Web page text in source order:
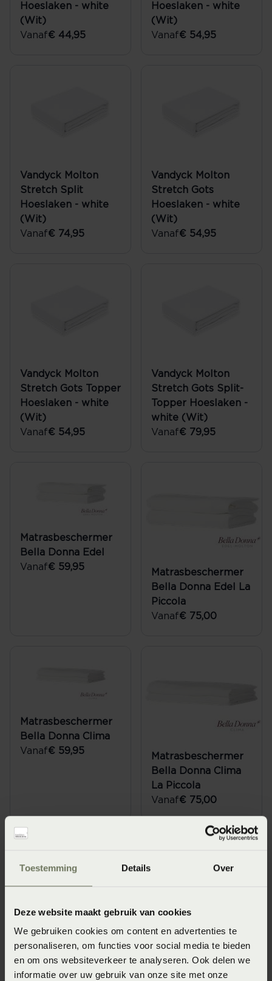
Toestemming Details Over
Deze website maakt gebruik van cookies
We gebruiken cookies om content en advertenties te
personaliseren, om functies voor social media te bieden
en om ons websiteverkeer te analyseren. Ook delen we
informatie over uw gebruik van onze site met onze
Hoeslaken - white
(Wit)
Vanaf€ 44,95
Hoeslaken - white
(Wit)
Vanaf€ 54,95
Vandyck Molton
Stretch Split
Hoeslaken - white
(Wit)
Vanaf€ 74,95
Vandyck Molton
Stretch Gots
Hoeslaken - white
(Wit)
Vanaf€ 54,95
Vandyck Molton
Stretch Gots Topper
Hoeslaken - white
(Wit)
Vanaf€ 54,95
Vandyck Molton
Stretch Gots Split-
Topper Hoeslaken -
white (Wit)
Vanaf€ 79,95
Matrasbeschermer
Bella Donna Edel
Vanaf€ 59,95
Matrasbeschermer
Bella Donna Edel La
Piccola
Vanaf€ 75,00
Matrasbeschermer
Bella Donna Clima
Vanaf€ 59,95
Matrasbeschermer
Bella Donna Clima
La Piccola
Vanaf€ 75,00
SALE
Molton SLP
Collection Stretch
Vanaf
€ 46,95 € 34,95